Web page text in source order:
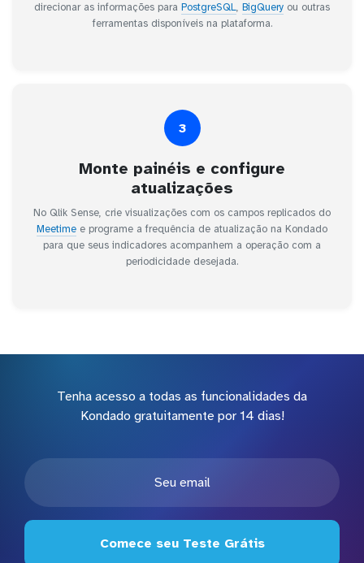
direcionar as informações para PostgreSQL, BigQuery ou outras
ferramentas disponíveis na plataforma.
3
Monte painéis e configure
atualizações
No Qlik Sense, crie visualizações com os campos replicados do
Meetime e programe a frequência de atualização na Kondado
para que seus indicadores acompanhem a operação com a
periodicidade desejada.
Tenha acesso a todas as funcionalidades da
Kondado gratuitamente por 14 dias!
Comece seu Teste Grátis